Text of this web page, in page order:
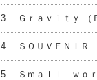
3 Ｇｒａｖｉｔｙ
4 ＳＯＵＶＥＮＩＲ
5 Ｓｍａｌｌ ｗｏ